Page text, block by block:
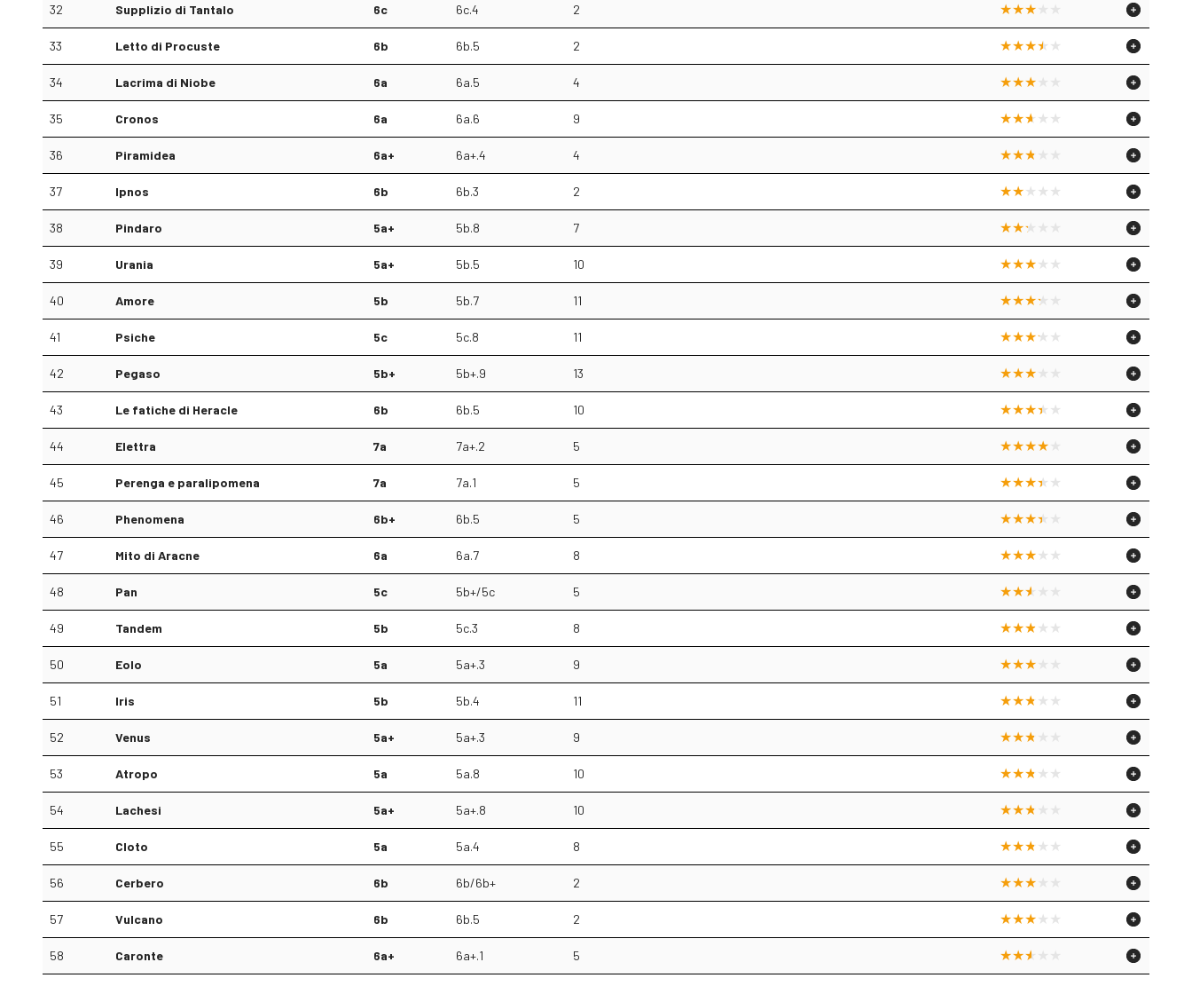
32 Supplizio di Tantalo 6c 6c.4 2
33 Letto di Procuste 6b 6b.5 2
34 Lacrima di Niobe 6a 6a.5 4
35 Cronos 6a 6a.6 9
36 Piramidea 6a+ 6a+.4 4
37 Ipnos 6b 6b.3 2
38 Pindaro 5a+ 5b.8 7
39 Urania 5a+ 5b.5 10
40 Amore 5b 5b.7 11
41 Psiche 5c 5c.8 11
42 Pegaso 5b+ 5b+.9 13
43 Le fatiche di Heracle 6b 6b.5 10
44 Elettra 7a 7a+.2 5
45 Perenga e paralipomena 7a 7a.1 5
46 Phenomena 6b+ 6b.5 5
47 Mito di Aracne 6a 6a.7 8
48 Pan 5c 5b+/5c 5
49 Tandem 5b 5c.3 8
50 Eolo 5a 5a+.3 9
51 Iris 5b 5b.4 11
52 Venus 5a+ 5a+.3 9
53 Atropo 5a 5a.8 10
54 Lachesi 5a+ 5a+.8 10
55 Cloto 5a 5a.4 8
56 Cerbero 6b 6b/6b+ 2
57 Vulcano 6b 6b.5 2
58 Caronte 6a+ 6a+.1 5